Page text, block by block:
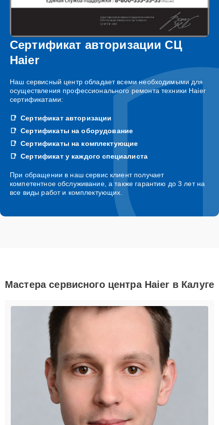
Сертификат авторизации СЦ
Haier
Наш сервисный центр обладает всеми необходимыми для
осуществления профессионального ремонта техники Haier
сертификатами:
Сертификат авторизации
Сертификаты на оборудование
Сертификаты на комплектующие
Сертификат у каждого специалиста
При обращении в наш сервис клиент получает
компетентное обслуживание, а также гарантию до 3 лет на
все виды работ и комплектующих.
Мастера сервисного центра Haier в Калуге